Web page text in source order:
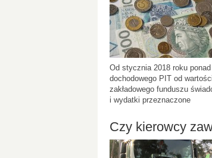
Od stycznia 2018 roku
dochodowego PIT od
zakładowego funduszu
i wydatki przeznaczone
Czy kierowcy